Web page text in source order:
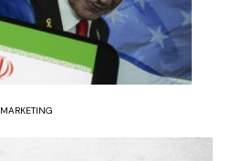
MARKETING